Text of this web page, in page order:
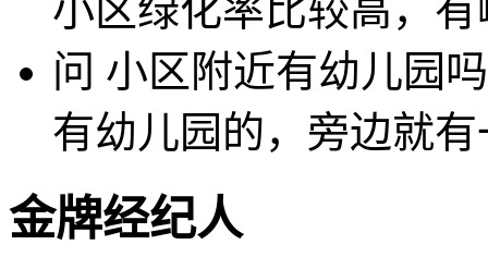
小区绿化率比较高，
问 小区附近有幼儿园
有幼儿园的，旁边就
金牌经纪人